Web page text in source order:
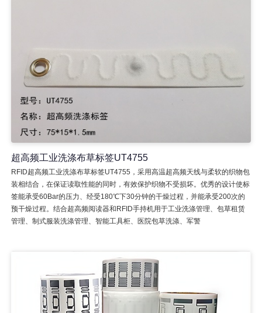
超高频工业洗涤布草标签UT4755
RFID超高频工业洗涤布草标签UT4755，采用高温超高频天线与柔软的织物包
装相结合，在保证读取性能的同时，有效保护织物不受损坏。优秀的设计使标
签能承受60Bar的压力、经受180℃下30分钟的干燥过程，并能承受200次的
预干燥过程。结合超高频阅读器和RFID手持机用于工业洗涤管理、包草租赁
管理、制式服装洗涤管理、智能工具柜、医院包草洗涤、军警